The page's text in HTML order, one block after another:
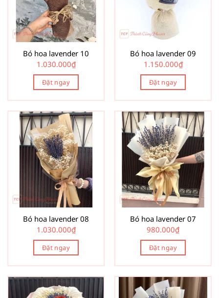
Bó hoa lavender 10
1.030.000₫
Đặt ngay
Bó hoa lavender 09
1.150.000₫
Đặt ngay
Bó hoa lavender 08
1.030.000₫
Đặt ngay
Bó hoa lavender 07
980.000₫
Đặt ngay